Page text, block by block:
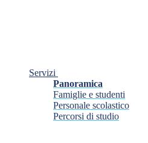
Servizi
Panoramica
Famiglie e studenti
Personale scolastico
Percorsi di studio